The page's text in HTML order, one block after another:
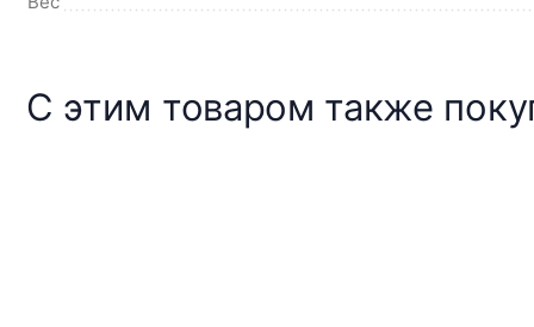
С этим товаром также